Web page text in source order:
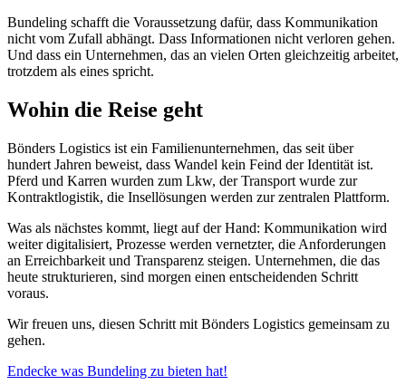
Bundeling schafft die Voraussetzung dafür, dass Kommunikation
nicht vom Zufall abhängt. Dass Informationen nicht verloren gehen.
Und dass ein Unternehmen, das an vielen Orten gleichzeitig arbeitet,
trotzdem als eines spricht.
Wohin die Reise geht
Bönders Logistics ist ein Familienunternehmen, das seit über
hundert Jahren beweist, dass Wandel kein Feind der Identität ist.
Pferd und Karren wurden zum Lkw, der Transport wurde zur
Kontraktlogistik, die Insellösungen werden zur zentralen Plattform.
Was als nächstes kommt, liegt auf der Hand: Kommunikation wird
weiter digitalisiert, Prozesse werden vernetzter, die Anforderungen
an Erreichbarkeit und Transparenz steigen. Unternehmen, die das
heute strukturieren, sind morgen einen entscheidenden Schritt
voraus.
Wir freuen uns, diesen Schritt mit Bönders Logistics gemeinsam zu
gehen.
Endecke was Bundeling zu bieten hat!